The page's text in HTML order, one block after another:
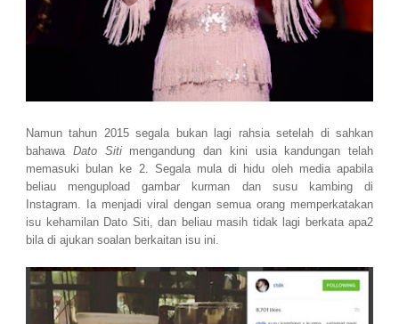
Namun tahun 2015 segala bukan lagi rahsia setelah di sahkan
bahawa Dato Siti mengandung dan kini usia kandungan telah
memasuki bulan ke 2. Segala mula di hidu oleh media apabila
beliau mengupload gambar kurman dan susu kambing di
Instagram. Ia menjadi viral dengan semua orang memperkatakan
isu kehamilan Dato Siti, dan beliau masih tidak lagi berkata apa2
bila di ajukan soalan berkaitan isu ini.